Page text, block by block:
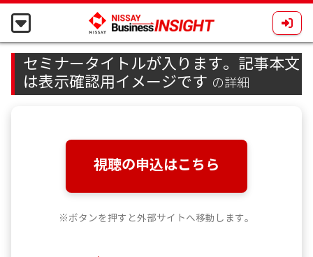
セミナータイトルが入ります。記事本文
は表示確認用イメージです の詳細
視聴の申込はこちら
※ボタンを押すと外部サイトへ移動します。